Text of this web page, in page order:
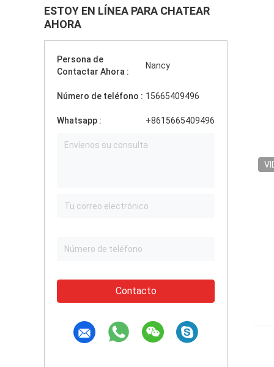
ESTOY EN LÍNEA PARA CHATEAR
AHORA
Persona de
Contactar Ahora :
Nancy
Número de teléfono : 15665409496
Whatsapp : +8615665409496
Contacto